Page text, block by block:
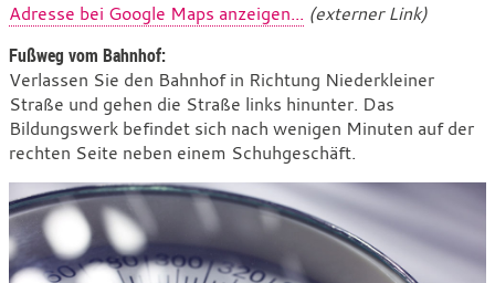
o
n
a
l
Adresse bei Google Maps anzeigen... (externer Link)
Fußweg vom Bahnhof:
Verlassen Sie den Bahnhof in Richtung Niederkleiner
Straße und gehen die Straße links hinunter. Das
Bildungswerk befindet sich nach wenigen Minuten auf der
rechten Seite neben einem Schuhgeschäft.